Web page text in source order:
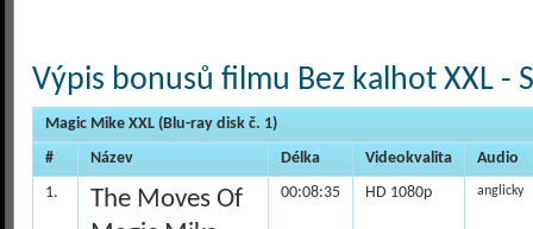
Výpis bonusů filmu Bez kalhot XXL -
Magic Mike XXL (Blu-ray disk č. 1)
#
Název Délka Videokvalita
Audio
1.
The Moves Of
00:08:35 HD 1080p anglicky